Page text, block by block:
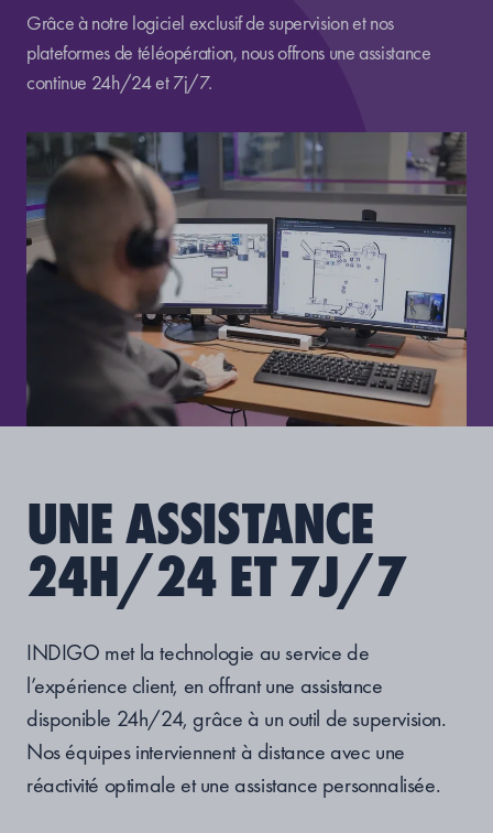
Grâce à notre logiciel exclusif de supervision et nos
plateformes de téléopération, nous offrons une assistance
continue 24h/24 et 7j/7.
UNE ASSISTANCE
24H/24 ET 7J/7
INDIGO met la technologie au service de
l’expérience client, en offrant une assistance
disponible 24h/24, grâce à un outil de supervision.
Nos équipes interviennent à distance avec une
réactivité optimale et une assistance personnalisée.